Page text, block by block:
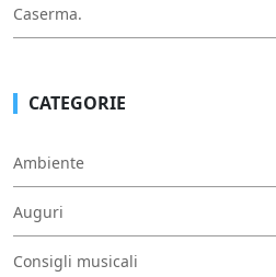
Caserma.
CATEGORIE
Ambiente
Auguri
Consigli musicali